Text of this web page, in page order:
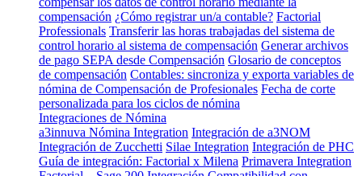
compensación ¿Cómo registrar un/a contable? Factorial
Professionals Transferir las horas trabajadas del sistema de
control horario al sistema de compensación Generar archivos
de pago SEPA desde Compensación Glosario de conceptos
de compensación Contables: sincroniza y exporta variables de
nómina de Compensación de Profesionales Fecha de corte
personalizada para los ciclos de nómina
Integraciones de Nómina
a3innuva Nómina Integration Integración de a3NOM
Integración de Zucchetti Silae Integration Integración de PHC
Guía de integración: Factorial x Milena Primavera Integration